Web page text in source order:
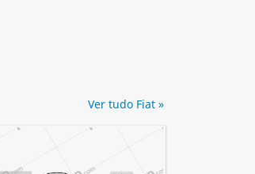
Ver tudo Fiat »